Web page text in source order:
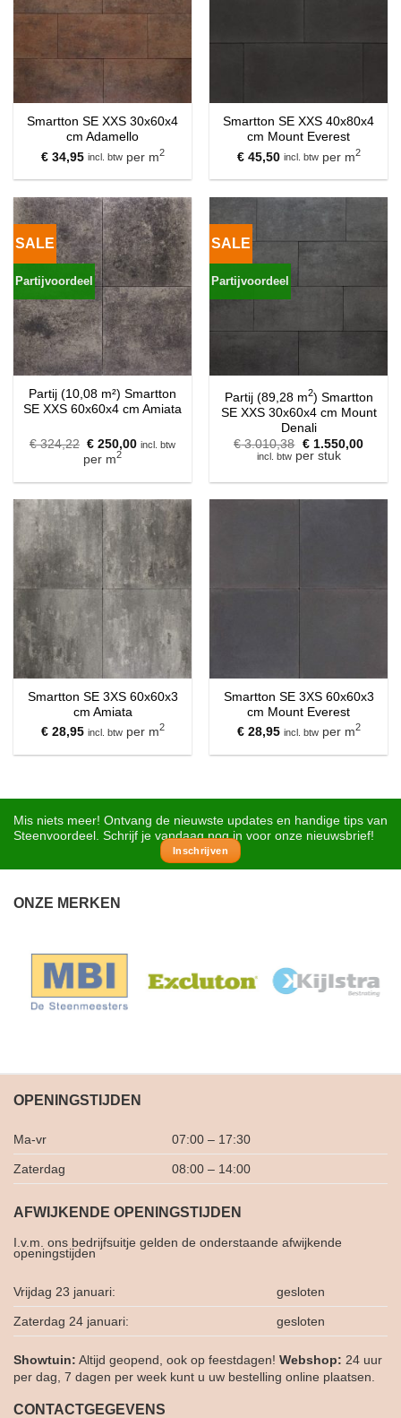
Smartton SE XXS 30x60x4
cm Adamello
€34,95 incl. btwper m2
Smartton SE XXS 40x80x4
cm Mount Everest
€45,50 incl. btwper m2
SALE
Partijvoordeel
Partij (10,08 m²) Smartton
SE XXS 60x60x4 cm Amiata
€324,22 Oorspronkelijke
prijs
was:
€ 250,00Huidige
incl. btw
per m2
SALE
Partijvoordeel
Partij (89,28 m2) Smartton
SE XXS 30x60x4 cm Mount
Denali
€3.010,38 Oorspronkelijke
prijs
€1.550,00
incl. btwper stuk
Smartton SE 3XS 60x60x3
cm Amiata
€28,95 incl. btwper m2
Smartton SE 3XS 60x60x3
cm Mount Everest
€28,95 incl. btwper m2
Mis niets meer! Ontvang de nieuwste updates en handige tips van
Steenvoordeel. Schrijf je vandaag nog in voor onze nieuwsbrief!
Inschrijven
ONZE MERKEN
OPENINGSTIJDEN
Ma-vr 07:00 – 17:30
Zaterdag 08:00 – 14:00
AFWIJKENDE OPENINGSTIJDEN
I.v.m. ons bedrijfsuitje gelden de onderstaande afwijkende
openingstijden
Vrijdag 23 januari: gesloten
Zaterdag 24 januari: gesloten
Showtuin: Altijd geopend, ook op feestdagen! Webshop: 24 uur
per dag, 7 dagen per week kunt u uw bestelling online plaatsen.
CONTACTGEGEVENS